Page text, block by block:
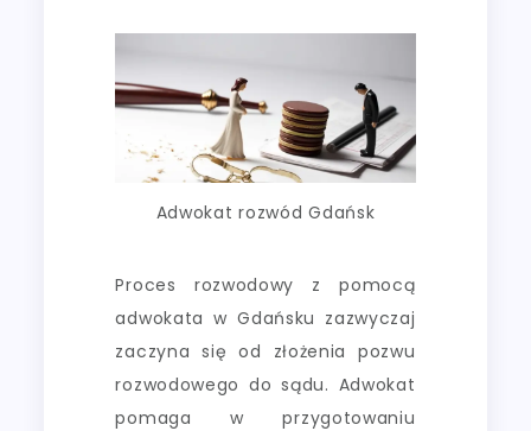
Adwokat rozwód Gdańsk
Proces rozwodowy z pomocą
adwokata w Gdańsku zazwyczaj
zaczyna się od złożenia pozwu
rozwodowego do sądu. Adwokat
pomaga w przygotowaniu